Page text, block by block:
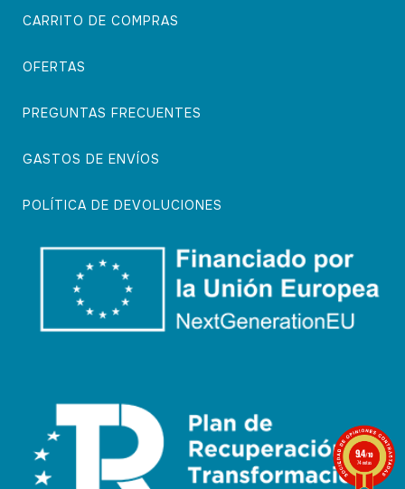
CARRITO DE COMPRAS
OFERTAS
PREGUNTAS FRECUENTES
GASTOS DE ENVÍOS
POLÍTICA DE DEVOLUCIONES
9.4/10
74 notas